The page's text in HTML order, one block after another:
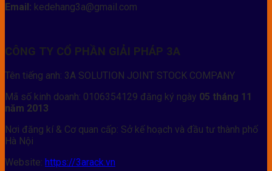
Email: kedehang3a@gmail.com
CÔNG TY CỔ PHẦN GIẢI PHÁP 3A
Tên tiếng anh: 3A SOLUTION JOINT STOCK COMPANY
Mã số kinh doanh: 0106354129 đăng ký ngày 05 tháng 11
năm 2013
Nơi đăng kí & Cơ quan cấp: Sở kế hoạch và đầu tư thành phố
Hà Nội
Website: https://3arack.vn